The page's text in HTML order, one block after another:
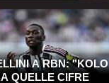
A RBN: "KOLO
QUELLE CIFRE